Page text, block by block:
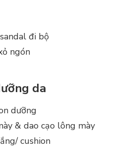
đi bộ
ngón
da
dưỡng
& dao cạo lông mày
cushion